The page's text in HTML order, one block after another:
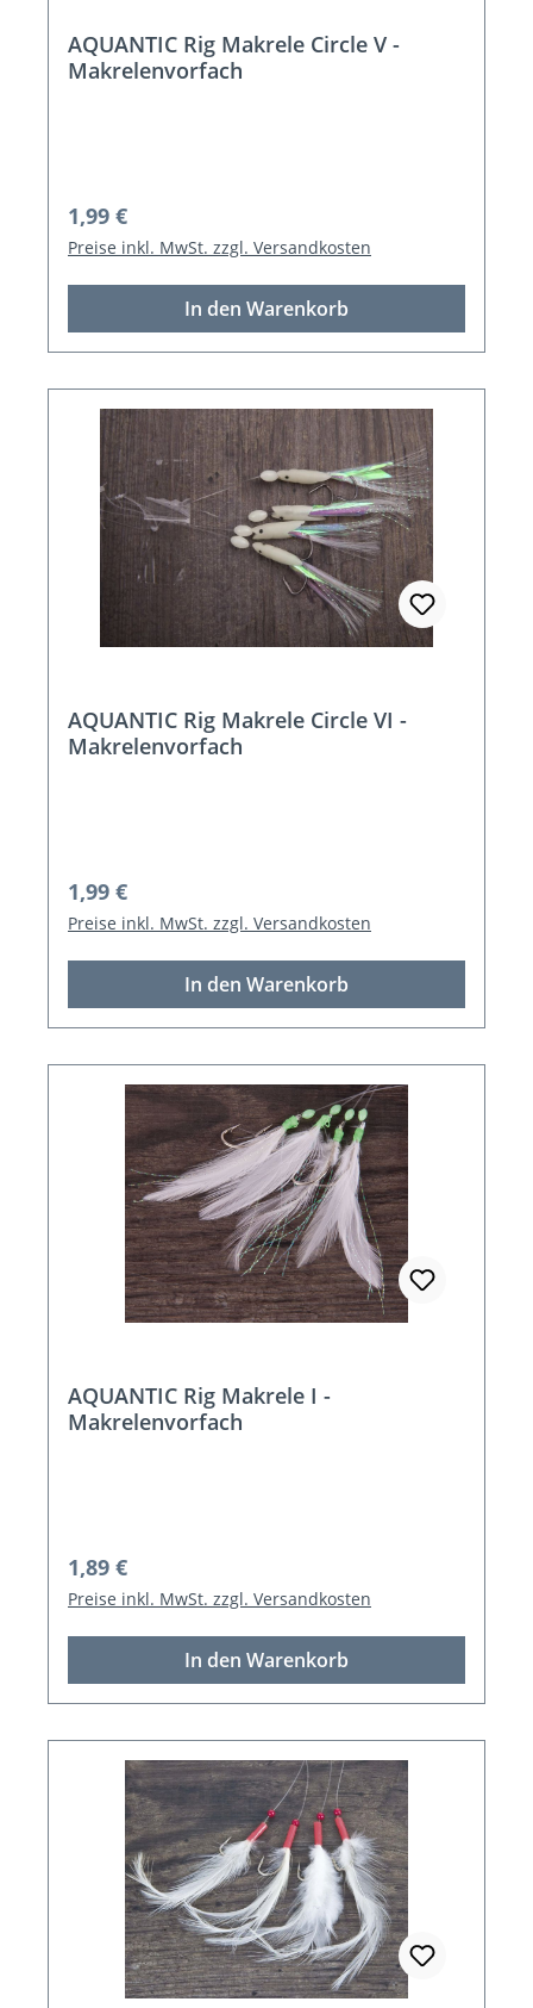
AQUANTIC Rig Makrele Circle V -
Makrelenvorfach
Regulärer Preis:
1,99 €
Preise inkl. MwSt. zzgl. Versandkosten
In den Warenkorb
AQUANTIC Rig Makrele Circle VI -
Makrelenvorfach
Regulärer Preis:
1,99 €
Preise inkl. MwSt. zzgl. Versandkosten
In den Warenkorb
AQUANTIC Rig Makrele I -
Makrelenvorfach
Regulärer Preis:
1,89 €
Preise inkl. MwSt. zzgl. Versandkosten
In den Warenkorb